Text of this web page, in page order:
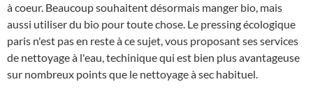
à coeur. Beaucoup souhaitent désormais manger bio, mais
aussi utiliser du bio pour toute chose. Le pressing écologique
paris n'est pas en reste à ce sujet, vous proposant ses services
de nettoyage à l'eau, techinique qui est bien plus avantageuse
sur nombreux points que le nettoyage à sec habituel.